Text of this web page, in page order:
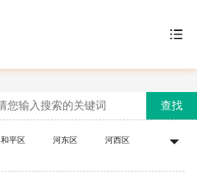
查找
和平区 河东区 河西区
河北区 红桥区 东丽区